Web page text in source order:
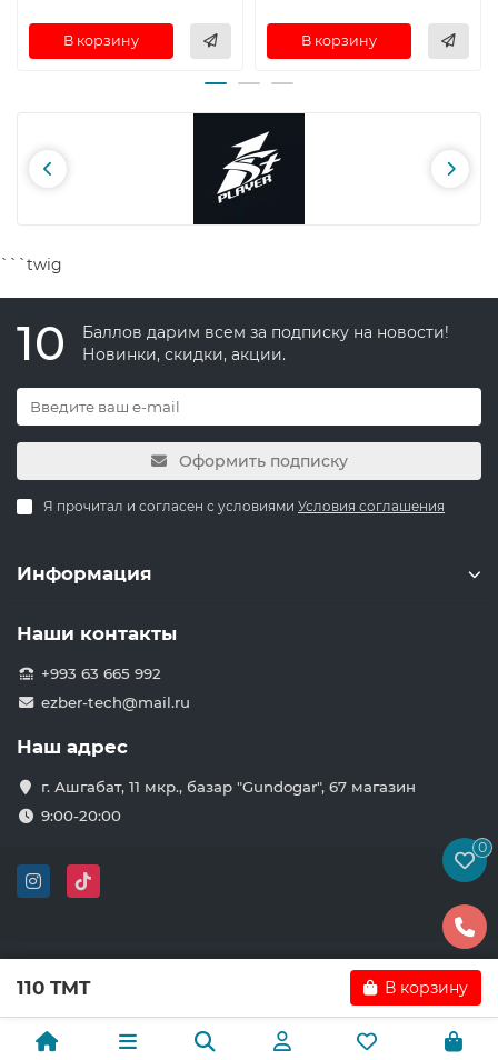
В корзину В корзину
```twig
10
Баллов дарим всем за подписку на новости!
Новинки, скидки, акции.
Оформить подписку
Я прочитал и согласен с условиями Условия соглашения
Информация
Наши контакты
+993 63 665 992
ezber-tech@mail.ru
Наш адрес
г. Ашгабат, 11 мкр., базар "Gundogar", 67 магазин
9:00-20:00
0
110 TMT В корзину